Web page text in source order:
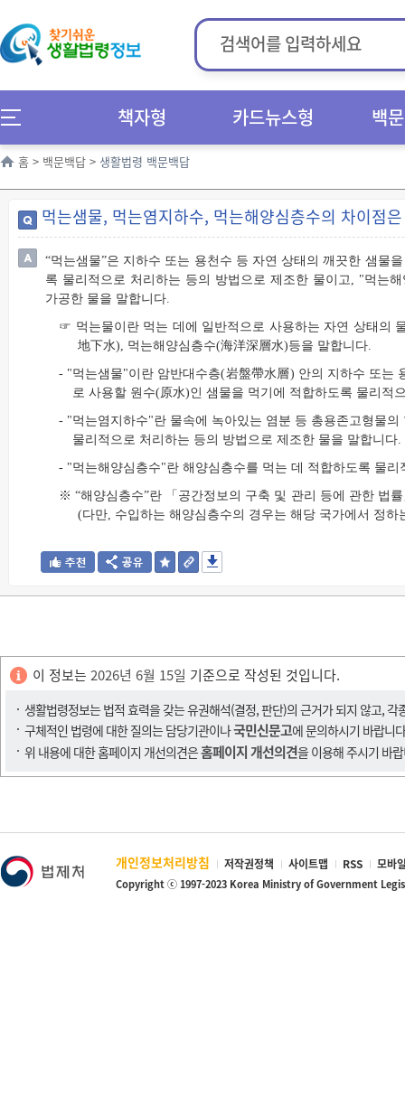
책자형 카드뉴스형 백
홈 > 백문백답 > 생활법령 백문백답
먹는샘물, 먹는염지하수, 먹는해양심층수의 차이점
“먹는샘물”은 지하수 또는 용천수 등 자연 상태의 깨끗한 샘물
록 물리적으로 처리하는 등의 방법으로 제조한 물이고, "먹는
가공한 물을 말합니다.
☞ 먹는물이란 먹는 데에 일반적으로 사용하는 자연 상태의
地下水), 먹는해양심층수(海洋深層水)등을 말합니다.
- "먹는샘물"이란 암반대수층(岩盤帶水層) 안의 지하수 또는
로 사용할 원수(原水)인 샘물을 먹기에 적합하도록 물리적
- "먹는염지하수"란 물속에 녹아있는 염분 등 총용존고형물
물리적으로 처리하는 등의 방법으로 제조한 물을 말합니다.
- "먹는해양심층수"란 해양심층수를 먹는 데 적합하도록 물
※ “해양심층수”란 「공간정보의 구축 및 관리 등에 관한 법
(다만, 수입하는 해양심층수의 경우는 해당 국가에서 정하
이 정보는 2026년 6월 15일 기준으로 작성된 것입니다.
생활법령정보는 법적 효력을 갖는 유권해석(결정, 판단)의 근거가 되지 않고,
구체적인 법령에 대한 질의는 담당기관이나국민신문고에 문의하시기 바랍니
위 내용에 대한 홈페이지 개선의견은홈페이지 개선의견을 이용해 주시기 바
개인정보처리방침 저작권정책 사이트맵 RSS 모바
Copyright ⓒ 1997-2023 Korea Ministry of Government